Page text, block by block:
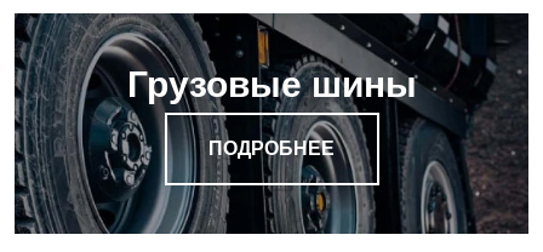
Грузовые шины
ПОДРОБНЕЕ